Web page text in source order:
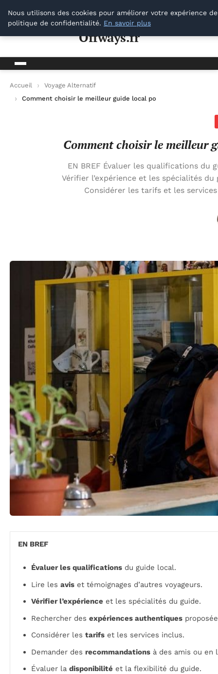
Offways.fr
Offways.fr
Accueil
Voyage Alternatif
Comment choisir le meilleur guide local pour votre prochaine
Comment choisir le meilleur
EN BREF Évaluer les qualifications du
Vérifier l’expérience et les spécialités
Considérer les tarifs et les
EN BREF
Évaluer les qualifications du guide local.
Lire les avis et témoignages d’autres voyageurs.
Vérifier l’expérience et les spécialités du guide.
Rechercher des expériences authentiques
Considérer les tarifs et les services inclus.
Demander des recommandations à des amis ou en
Évaluer la disponibilité et la flexibilité du guide.
Nous utilisons des cookies pour améliorer votre expérience
politique de confidentialité. En savoir plus